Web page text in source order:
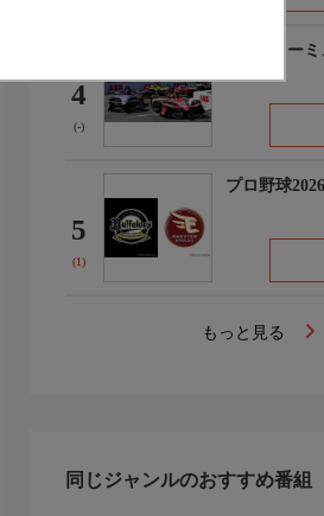
4
(-)
FIAフォー
2025/26
5
(1)
プロ野球2026
もっと見る
同じジャンルのおすすめ番組